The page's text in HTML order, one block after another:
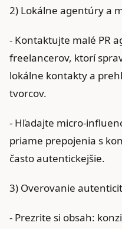
2) Lokálne agentúry a
- Kontaktujte malé PR
freelancerov, ktorí
lokálne kontakty a
tvorcov.
- Hľadajte
priame prepojenia s
často autentickejšie.
3) Overovanie
- Prezrite si obsah: